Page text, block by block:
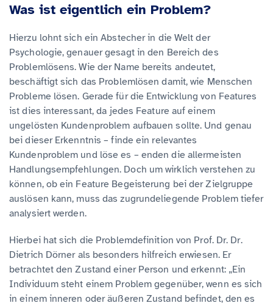
Was ist eigentlich ein Problem?
Hierzu lohnt sich ein Abstecher in die Welt der
Psychologie, genauer gesagt in den Bereich des
Problemlösens. Wie der Name bereits andeutet,
beschäftigt sich das Problemlösen damit, wie Menschen
Probleme lösen. Gerade für die Entwicklung von Features
ist dies interessant, da jedes Feature auf einem
ungelösten Kundenproblem aufbauen sollte. Und genau
bei dieser Erkenntnis – finde ein relevantes
Kundenproblem und löse es – enden die allermeisten
Handlungsempfehlungen. Doch um wirklich verstehen zu
können, ob ein Feature Begeisterung bei der Zielgruppe
auslösen kann, muss das zugrundeliegende Problem tiefer
analysiert werden.
Hierbei hat sich die Problemdefinition von Prof. Dr. Dr.
Dietrich Dörner als besonders hilfreich erwiesen. Er
betrachtet den Zustand einer Person und erkennt: „Ein
Individuum steht einem Problem gegenüber, wenn es sich
in einem inneren oder äußeren Zustand befindet, den es